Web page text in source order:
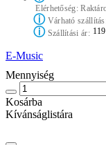
Elérhetőség:
ⓘVárható
ⓘSzállítási ár:
E-Music
Mennyiség
Kosárba
Kívánságlistára